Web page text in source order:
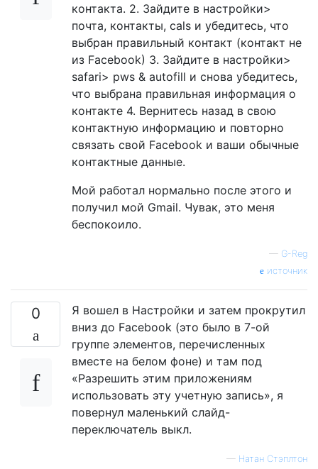
контакта. 2. Зайдите в настройки>
почта, контакты, cals и убедитесь, что
выбран правильный контакт (контакт не
из Facebook) 3. Зайдите в настройки>
safari> pws & autofill и снова убедитесь,
что выбрана правильная информация о
контакте 4. Вернитесь назад в свою
контактную информацию и повторно
связать свой Facebook и ваши обычные
контактные данные.
Мой работал нормально после этого и
получил мой Gmail. Чувак, это меня
беспокоило.
— G-Reg
источник
0
Я вошел в Настройки и затем прокрутил
вниз до Facebook (это было в 7-ой
группе элементов, перечисленных
вместе на белом фоне) и там под
«Разрешить этим приложениям
использовать эту учетную запись», я
повернул маленький слайд-
переключатель выкл.
— Натан Стэплтон